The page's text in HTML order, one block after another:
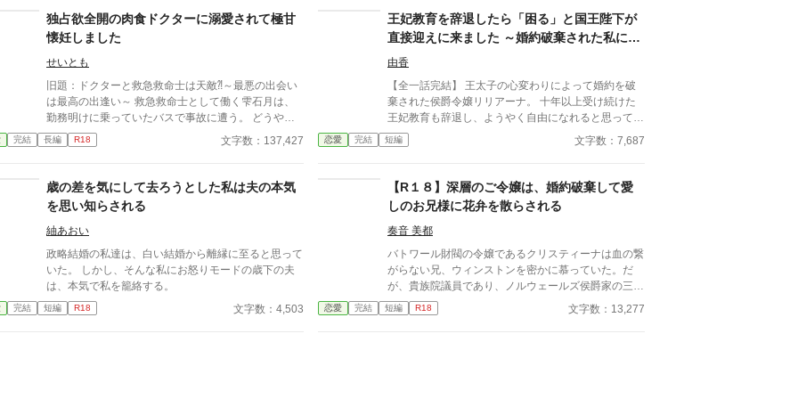
独占欲全開の肉食ドクターに溺愛されて極甘
懐妊しました
せいとも
旧題：ドクターと救急救命士は天敵⁈～最悪の出会い
は最高の出逢い～ 救急救命士として働く雫石月は、
勤務明けに乗っていたバスで事故に遭う。 どうや
ら、バスの運転手が体調不良になったようだ。 乗客
にAEDを探してきてもらうように頼み、救助活動をし
スに乗り込んできた。 受け取ろうとすると邪魔だと
言われる。 そして、月のことを『チビ団子』と呼ん
だのだ。 医療従事者と思われるボサボサマスク男は
運転手の処置をして、月が文句を言う間もなく、救急
車に同乗して去ってしまった。 最悪の出会いをし、
二度と会いたくない相手の正体は⁇ 作品はフィクショ
ンです。 本来の仕事内容とは異なる描写があると思
います。
完結 長編 R18 文字数：137,427
王妃教育を辞退したら「困る」と国王陛下が
直接迎えに来ました ～婚約破棄された私に、
王太子ではなく国王陛下が求婚してきます〜
由香
【全一話完結】 王太子の心変わりによって婚約を破
棄された侯爵令嬢リリアーナ。 十年以上受け続けた
王妃教育も辞退し、ようやく自由になれると思ってい
た。 ところが数日後、侯爵家を訪れたのは国王陛下
本人。 「王妃教育を辞退されると困る。私の妃にな
失い、選ばれたのは誠実に生きてきた彼女だった。
これは、年上国王に溺愛されながら、世界一幸せな王
妃になるまでの逆転ラブストーリー。
恋愛 完結 短編 文字数：7,687
歳の差を気にして去ろうとした私は夫の本気
を思い知らされる
紬あおい
政略結婚の私達は、白い結婚から離縁に至ると思って
いた。 しかし、そんな私にお怒りモードの歳下の夫
は、本気で私を籠絡する。
完結 短編 R18 文字数：4,503
【R１８】深層のご令嬢は、婚約破棄して愛
しのお兄様に花弁を散らされる
奏音 美都
バトワール財閥の令嬢であるクリスティーナは血の繋
がらない兄、ウィンストンを密かに慕っていた。だ
が、貴族院議員であり、ノルウェールズ侯爵家の三男
であるコンラッドとの婚姻話が持ち上がり、バトワー
ル財閥、ひいては会社の経営に携わる兄のために、お
恋愛 完結 短編 R18 文字数：13,277